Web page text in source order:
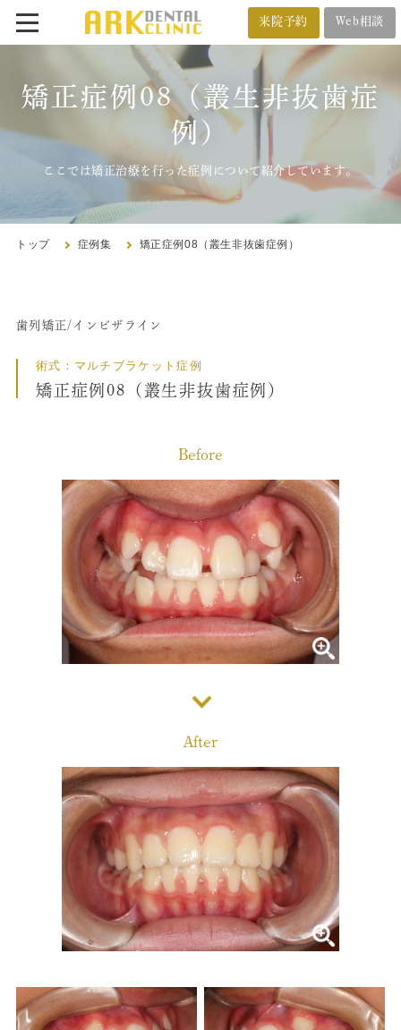
番町オフィス
BANCHO OFFICE
03-5212-4618
トップ
クリニック紹介
コンセプト
番町オフィス
医院紹介
アクセス
審美治療/ホワイトニング
新しい審美歯科
ホワイトニング
症例集
インプラント/骨増生
治療の流れ、当院でのポイント
よくある質問
症例集
歯列矯正/インビザライン
矯正治療とは？
治療の手順
インビザライン・システムとは
スタッフ紹介
こんな症状が出たら
症例集
サポート
来院予約 Web相談
オンライン相談
矯正症例08（叢生非抜歯症
例）
ここでは矯正治療を行った症例について紹介しています。
トップ 症例集 矯正症例08（叢生非抜歯症例）
歯列矯正/インビザライン
術式：マルチブラケット症例
矯正症例08（叢生非抜歯症例）
Before
After